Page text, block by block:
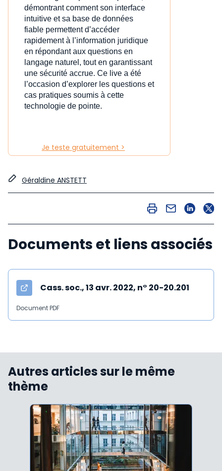
démontrant comment son interface
intuitive et sa base de données
fiable permettent d’accéder
rapidement à l’information juridique
en répondant aux questions en
langage naturel, tout en garantissant
une sécurité accrue. Ce live a été
l’occasion d’explorer les questions et
cas pratiques soumis à cette
technologie de pointe.
Je teste gratuitement >
Géraldine ANSTETT
Documents et liens associés
Cass. soc., 13 avr. 2022, n° 20-20.201
Document PDF
Autres articles sur le même
thème